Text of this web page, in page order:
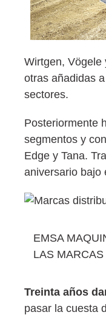
Wirtgen, Vögele
otras añadidas
sectores.
Posteriormente
segmentos y
Edge y Tana.
aniversario bajo
EMSA
LAS
Treinta años
pasar la cuesta